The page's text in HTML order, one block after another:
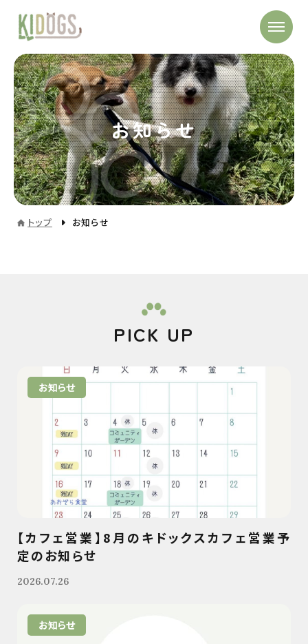
お知らせ
トップ お知らせ
PICK UP
お知らせ
【カフェ営業】8月のキドックスカフェ営業予
定のお知らせ
2026.07.26
お知らせ